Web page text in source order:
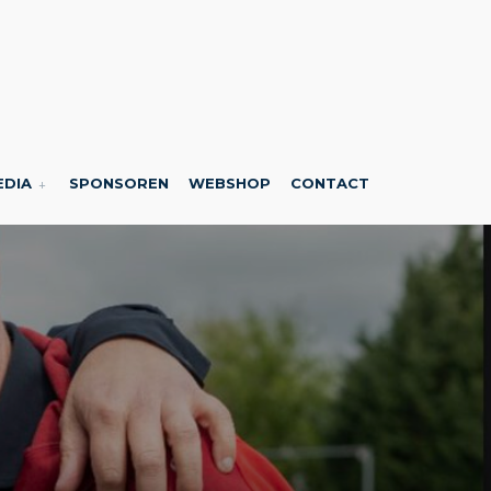
SPONSOREN WEBSHOP CONTACT